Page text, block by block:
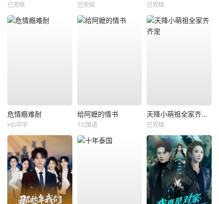
已完结 已完结 已完结
危情瘾难耐
HD中字
给阿嬷的情书
TC国语
天降小萌祖全家齐齐宠
已完结